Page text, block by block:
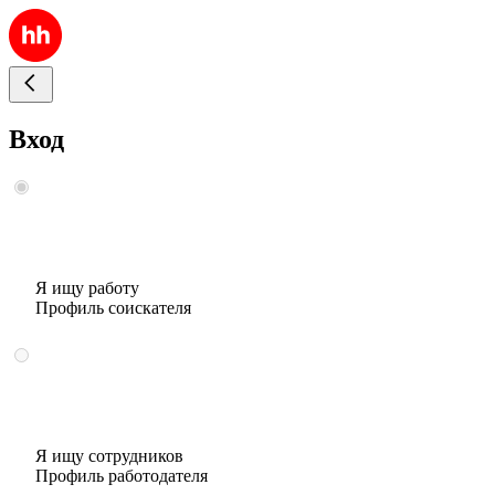
Вход
Я ищу работу
Профиль соискателя
Я ищу сотрудников
Профиль работодателя